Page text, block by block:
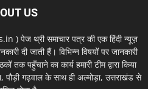
US
) पेज थ्री समाचार पत्र की एक हिंदी न्यूज़
दी जाती हैं। विभिन्न विषयों पर जानकारी
पहुँचाने का कार्य हमारी टीम द्वारा किया
पौड़ी गढ़वाल के साथ ही अल्मोड़ा, उत्तराखंड से